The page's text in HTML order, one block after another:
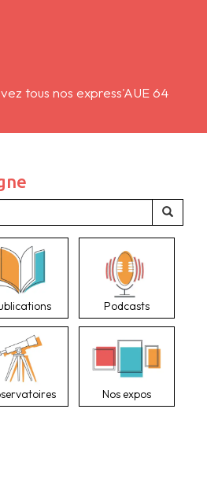
tous nos express'AUE 64
Podcasts
Nos expos